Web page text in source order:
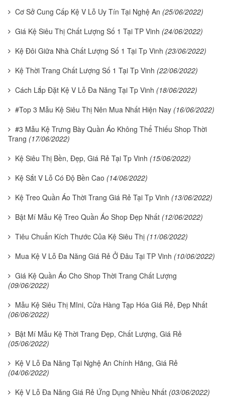
Cơ Sở Cung Cấp Kệ V Lỗ Uy Tín Tại Nghệ An (25/06/2022)
Giá Kệ Siêu Thị Chất Lượng Số 1 Tại TP Vinh (24/06/2022)
Kệ Đôi Giữa Nhà Chất Lượng Số 1 Tại Tp Vinh (23/06/2022)
Kệ Thời Trang Chất Lượng Số 1 Tại Tp Vinh (22/06/2022)
Cách Lắp Đặt Kệ V Lỗ Đa Năng Tại Tp Vinh (18/06/2022)
#Top 3 Mẫu Kệ Siêu Thị Nên Mua Nhất Hiện Nay (16/06/2022)
#3 Mẫu Kệ Trưng Bày Quần Áo Không Thể Thiếu Shop Thời
Trang (17/06/2022)
Kệ Siêu Thị Bền, Đẹp, Giá Rẻ Tại Tp Vinh (15/06/2022)
Kệ Sắt V Lỗ Có Độ Bền Cao (14/06/2022)
Kệ Treo Quần Áo Thời Trang Giá Rẻ Tại Tp Vinh (13/06/2022)
Bật Mí Mẫu Kệ Treo Quần Áo Shop Đẹp Nhất (12/06/2022)
Tiêu Chuẩn Kích Thước Của Kệ Siêu Thị (11/06/2022)
Mua Kệ V Lỗ Đa Năng Giá Rẻ Ở Đâu Tại TP Vinh (10/06/2022)
Giá Kệ Quần Áo Cho Shop Thời Trang Chất Lượng
(09/06/2022)
Mẫu Kệ Siêu Thị MIni, Cửa Hàng Tạp Hóa Giá Rẻ, Đẹp Nhất
(06/06/2022)
Bật Mí Mẫu Kệ Thời Trang Đẹp, Chất Lượng, Giá Rẻ
(05/06/2022)
Kệ V Lỗ Đa Năng Tại Nghệ An Chính Hãng, Giá Rẻ
(04/06/2022)
Kệ V Lỗ Đa Năng Giá Rẻ Ứng Dụng Nhiều Nhất (03/06/2022)